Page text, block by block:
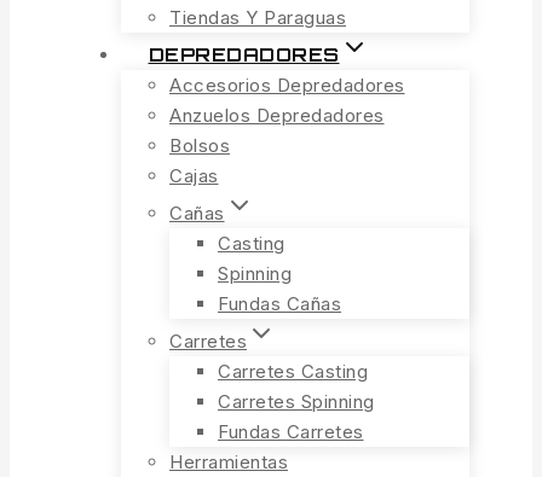
Tiendas Y Paraguas
DEPREDADORES
Accesorios Depredadores
Anzuelos Depredadores
Bolsos
Cajas
Cañas
Casting
Spinning
Fundas Cañas
Carretes
Carretes Casting
Carretes Spinning
Fundas Carretes
Herramientas